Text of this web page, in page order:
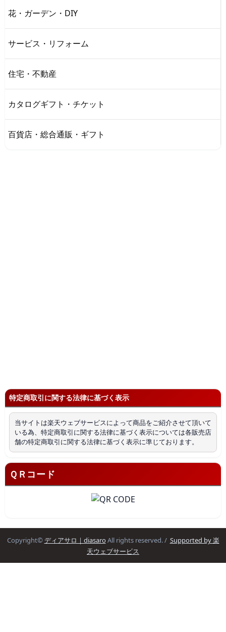
花・ガーデン・DIY
サービス・リフォーム
住宅・不動産
カタログギフト・チケット
百貨店・総合通販・ギフト
特定商取引に関する法律に基づく表示
当サイトは楽天ウェブサービスによって商品をご紹介させて頂いて
いる為、特定商取引に関する法律に基づく表示については各販売店
舗の特定商取引に関する法律に基づく表示に準じております。
ＱＲコード
Copyright© ディアサロ｜diasaroAll rights reserved. / Supported by 楽
天ウェブサービス